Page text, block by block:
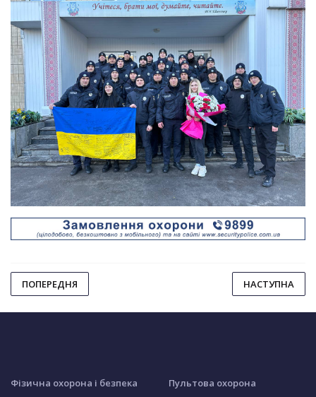
ПОПЕРЕДНЯ НАСТУПНА
Фізична охорона і безпека
Пультова охорона